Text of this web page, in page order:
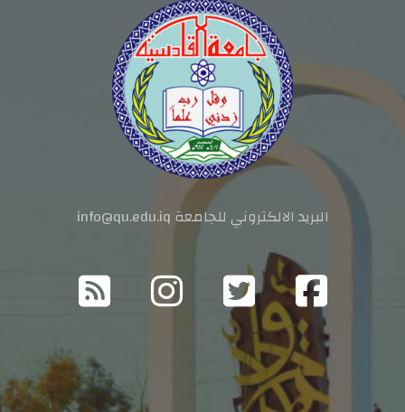
البريد الالكتروني للجامعة info@qu.edu.iq